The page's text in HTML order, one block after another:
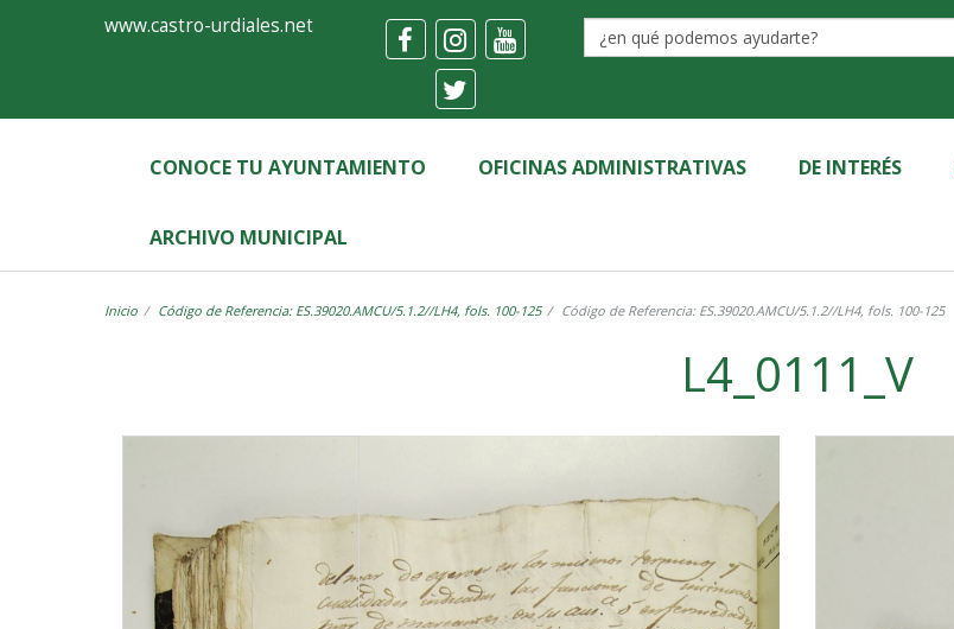
Ayuntamiento
Castro-
Urdiales
www.castro-urdiales.net
CONOCE TU AYUNTAMIENTO OFICINAS ADMINISTRATIVAS DE INTERÉS
ARCHIVO MUNICIPAL
Inicio Código de Referencia: ES.39020.AMCU/5.1.2//LH4, fols. 100-125 Código de Referencia: ES.39020.AMCU/5.1.2//LH4, fols. 100-125
L4_0111_V